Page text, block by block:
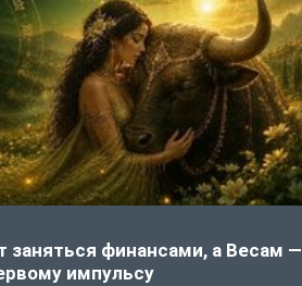
заняться финансами, а Весам —
импульсу